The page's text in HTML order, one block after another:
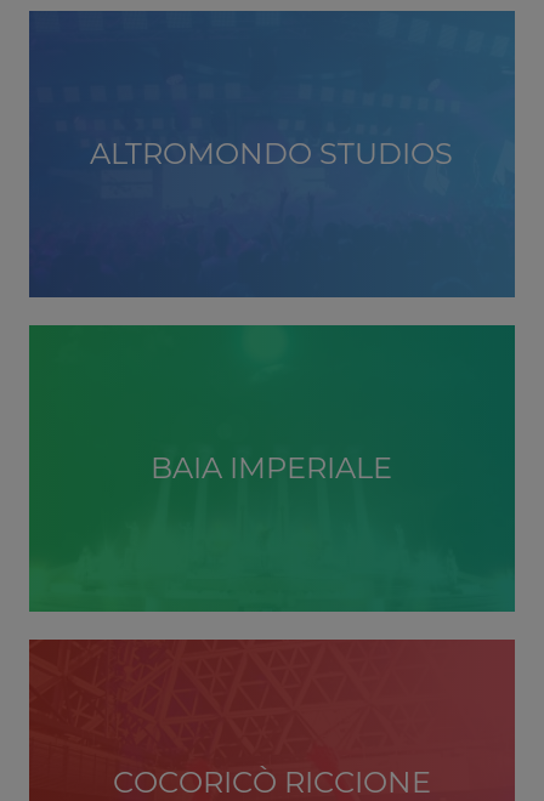
ALTROMONDO STUDIOS
BAIA IMPERIALE
COCORICÒ RICCIONE